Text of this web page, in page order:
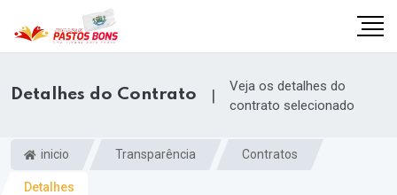
Detalhes do Contrato |
Veja os detalhes do
contrato selecionado
inicio Transparência Contratos
Detalhes